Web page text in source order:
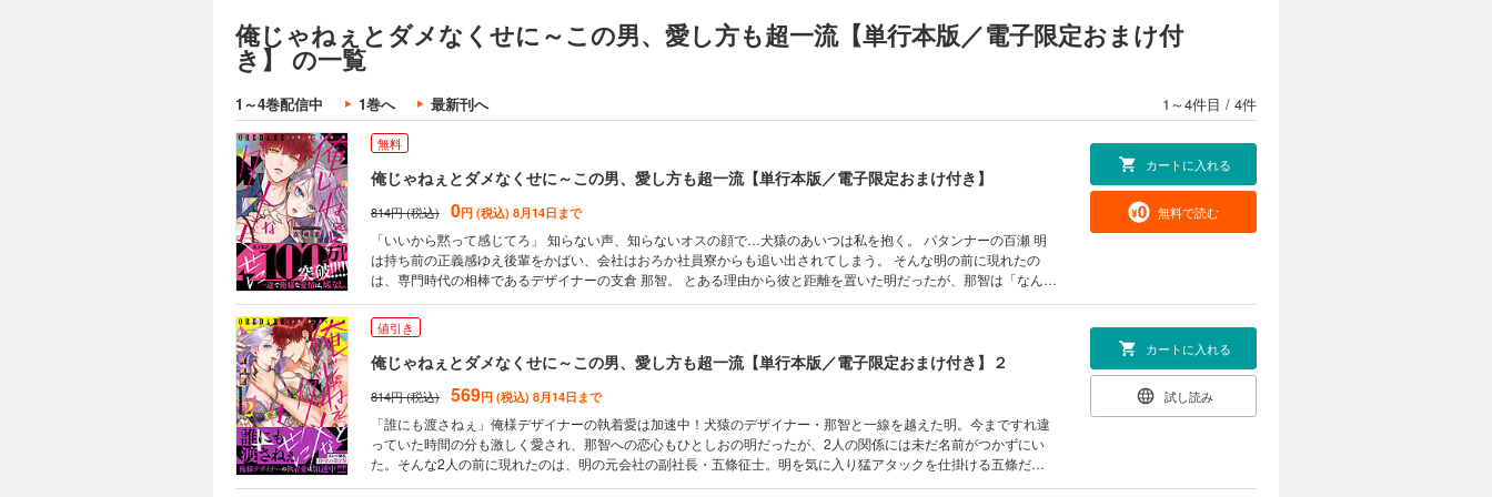
俺じゃねぇとダメなくせに～この男、愛し方も超一流【単行本版／電子限定おまけ付
き】 の一覧
1～4巻配信中 1巻へ 最新刊へ 1～4件目 / 4件
無料
俺じゃねぇとダメなくせに～この男、愛し方も超一流【単行本版／電子限定おまけ付き】
814円 (税込) 0円 (税込) 8月14日まで
「いいから黙って感じてろ」 知らない声、知らないオスの顔で…犬猿のあいつは私を抱く。 パタンナーの百瀬 明
は持ち前の正義感ゆえ後輩をかばい、会社はおろか社員寮からも追い出されてしまう。 そんな明の前に現れたの
は、専門時代の相棒であるデザイナーの支倉 那智。 とある理由から彼と距離を置いた明だったが、那智は「なんで
執着愛にズブズブはまっていくキケンな同居生活!! 【※この作品は話売り「俺じゃねぇとダメなくせに～この男、愛
し方も超一流」の単行本版です】 【収録内容】 「俺じゃねぇとダメなくせに～この男、愛し方も超一流」
episode.1～episode.6 単行本描き下ろし漫画・あとがき3p カバー下イラスト2p 電子限定おまけカラーイラスト1p
カートに入れる
無料で読む
値引き
俺じゃねぇとダメなくせに～この男、愛し方も超一流【単行本版／電子限定おまけ付き】２
814円 (税込) 569円 (税込) 8月14日まで
「誰にも渡さねぇ」俺様デザイナーの執着愛は加速中！犬猿のデザイナー・那智と一線を越えた明。今まですれ違
っていた時間の分も激しく愛され、那智への恋心もひとしおの明だったが、2人の関係には未だ名前がつかずにい
た。そんな2人の前に現れたのは、明の元会社の副社長・五條征士。明を気に入り猛アタックを仕掛ける五條だ
カートに入れる
試し読み